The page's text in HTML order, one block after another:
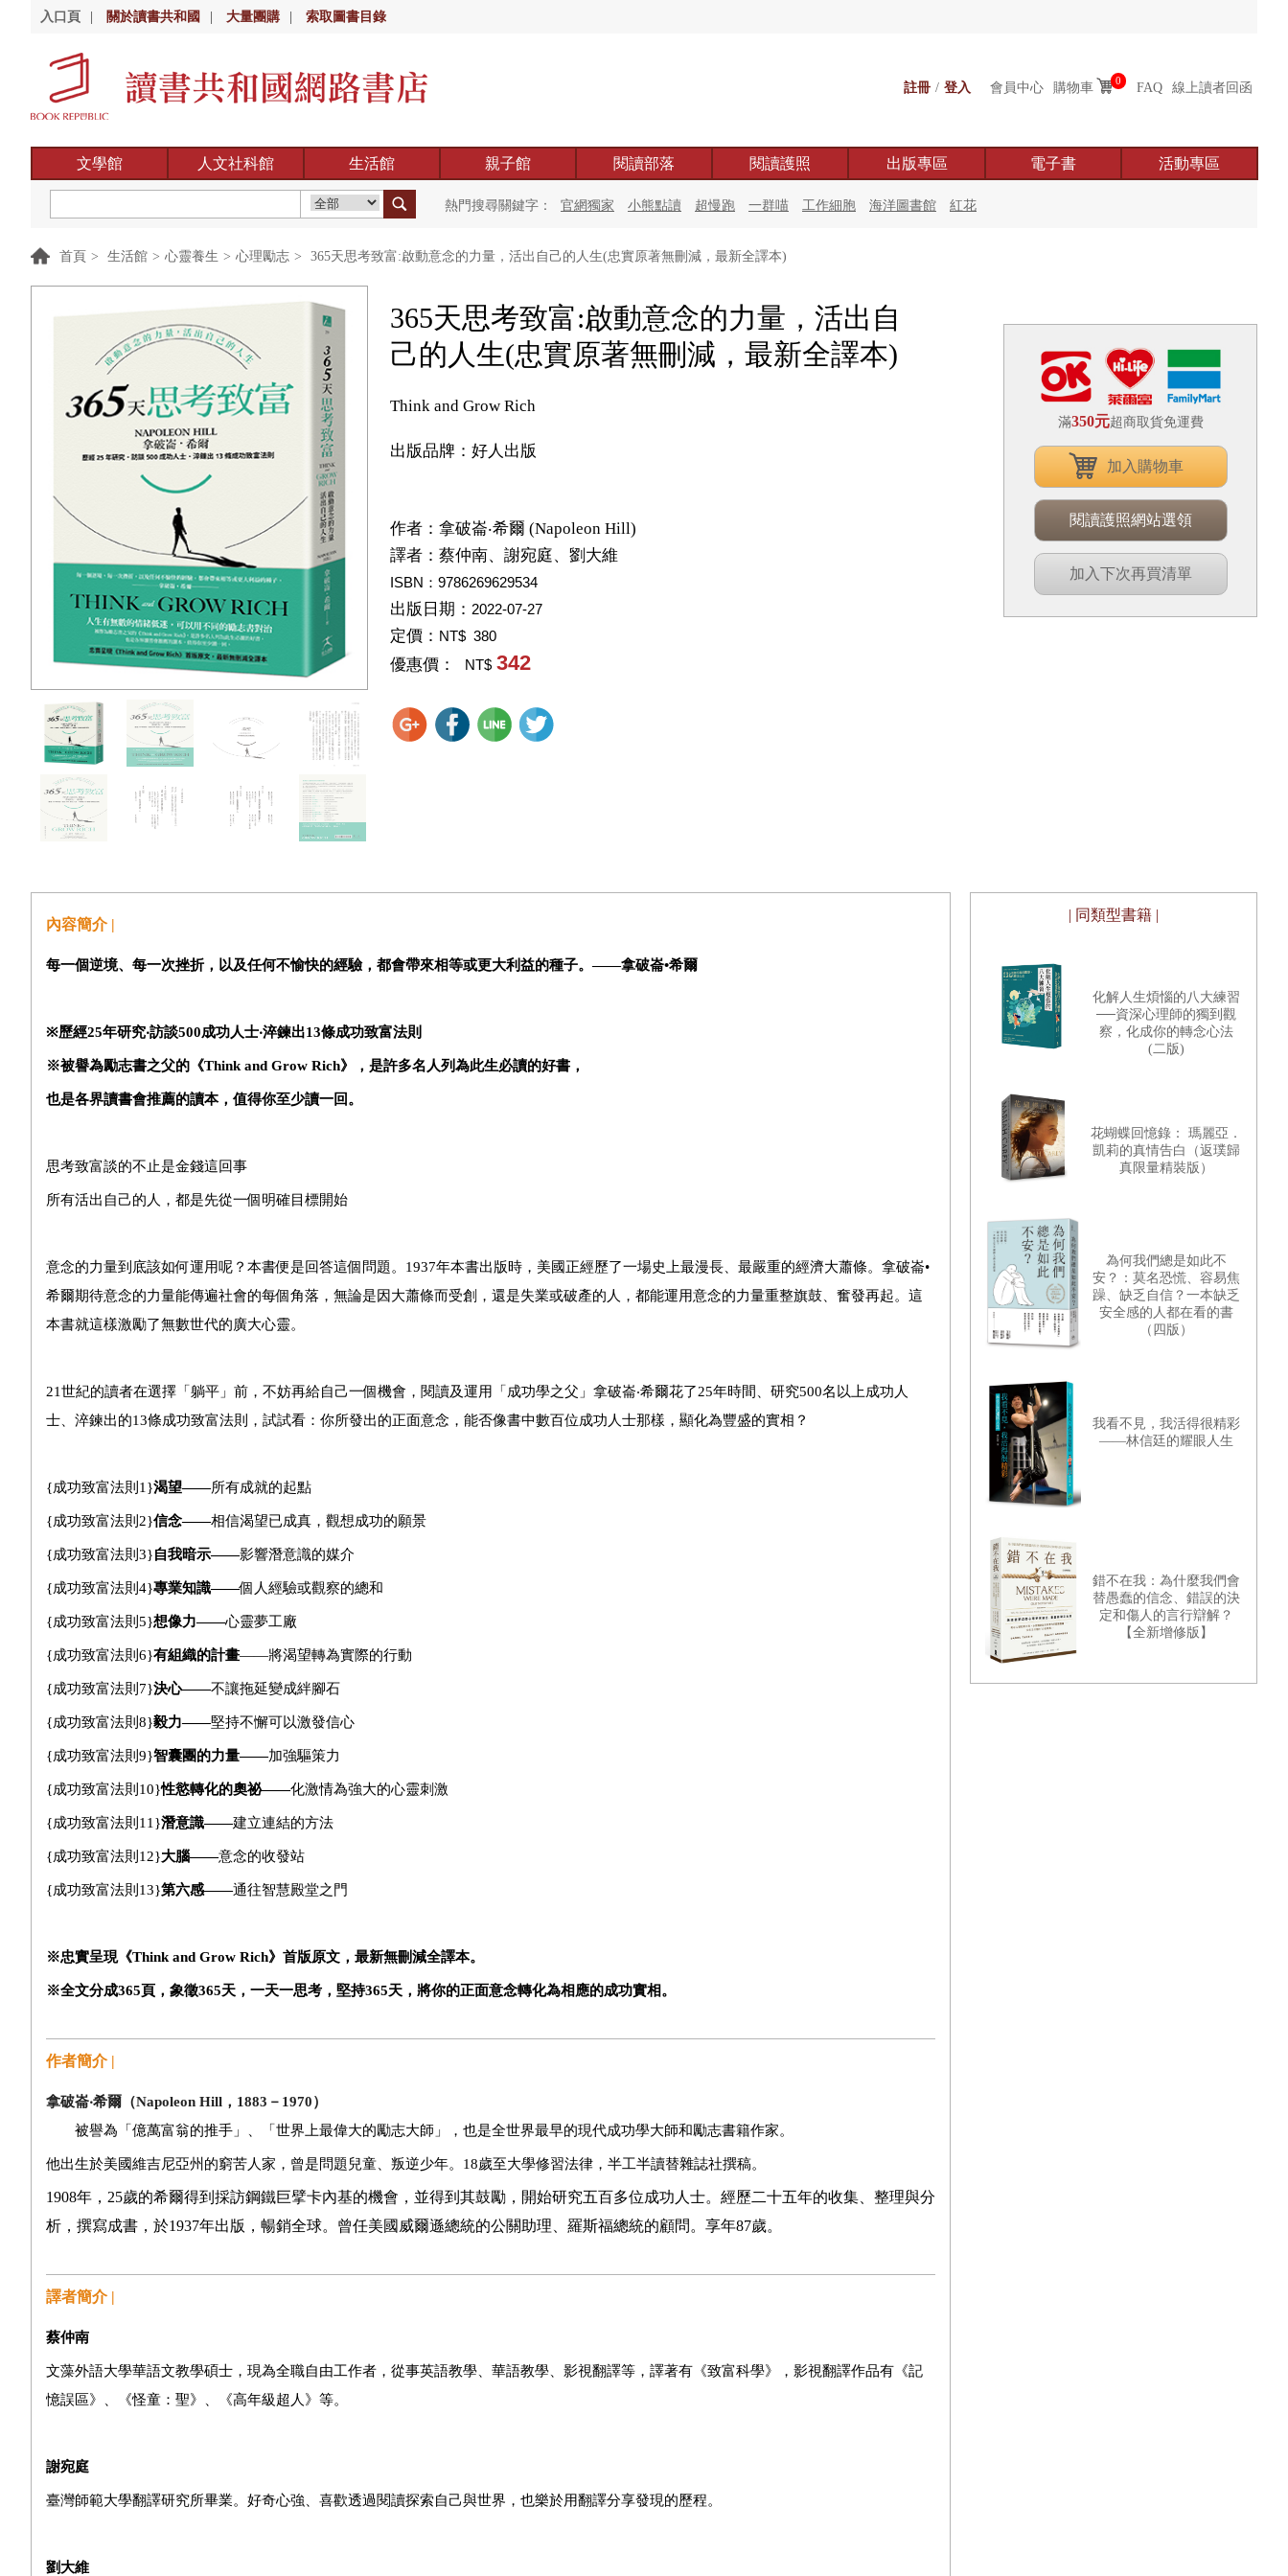
入口頁 關於讀書共和國 大量團購 索取圖書目錄
註冊 / 登入 會員中心 購物車 0 FAQ 線上讀者回函
文學館 人文社科館 生活館 親子館 閱讀部落 閱讀護照 出版專區 電子書 活動專區
熱門搜尋關鍵字： 官網獨家 小熊點讀 超慢跑 一群喵 工作細胞 海洋圖書館 紅花
首頁 > 生活館 > 心靈養生 > 心理勵志 > 365天思考致富:啟動意念的力量，活出自己的人生(忠實原著無刪減，最新全譯本)
365天思考致富:啟動意念的力量，活出自
己的人生(忠實原著無刪減，最新全譯本)
Think and Grow Rich
出版品牌：好人出版
作者： 拿破崙‧希爾 (Napoleon Hill)
譯者： 蔡仲南、謝宛庭、劉大維
ISBN：9786269629534
出版日期： 2022-07-27
定價： NT$ 380
優惠價： NT$ 342
滿350元超商取貨免運費
加入購物車
閱讀護照網站選領
加入下次再買清單
內容簡介 |
每一個逆境、每一次挫折，以及任何不愉快的經驗，都會帶來相等或更大利益的種子。――拿破崙•希爾
※歷經25年研究‧訪談500成功人士‧淬鍊出13條成功致富法則
※被譽為勵志書之父的《Think and Grow Rich》，是許多名人列為此生必讀的好書，
也是各界讀書會推薦的讀本，值得你至少讀一回。
思考致富談的不止是金錢這回事
所有活出自己的人，都是先從一個明確目標開始
意念的力量到底該如何運用呢？本書便是回答這個問題。1937年本書出版時，美國正經歷了一場史上最漫長、最嚴重的經濟大蕭條。拿破崙•
希爾期待意念的力量能傳遍社會的每個角落，無論是因大蕭條而受創，還是失業或破產的人，都能運用意念的力量重整旗鼓、奮發再起。這
本書就這樣激勵了無數世代的廣大心靈。
21世紀的讀者在選擇「躺平」前，不妨再給自己一個機會，閱讀及運用「成功學之父」拿破崙‧希爾花了25年時間、研究500名以上成功人
士、淬鍊出的13條成功致富法則，試試看：你所發出的正面意念，能否像書中數百位成功人士那樣，顯化為豐盛的實相？
{成功致富法則1}渴望——所有成就的起點
{成功致富法則2}信念——相信渴望已成真，觀想成功的願景
{成功致富法則3}自我暗示——影響潛意識的媒介
{成功致富法則4}專業知識——個人經驗或觀察的總和
{成功致富法則5}想像力——心靈夢工廠
{成功致富法則6}有組織的計畫——將渴望轉為實際的行動
{成功致富法則7}決心——不讓拖延變成絆腳石
{成功致富法則8}毅力——堅持不懈可以激發信心
{成功致富法則9}智囊團的力量——加強驅策力
{成功致富法則10}性慾轉化的奧祕——化激情為強大的心靈刺激
{成功致富法則11}潛意識——建立連結的方法
{成功致富法則12}大腦——意念的收發站
{成功致富法則13}第六感——通往智慧殿堂之門
※忠實呈現《Think and Grow Rich》首版原文，最新無刪減全譯本。
※全文分成365頁，象徵365天，一天一思考，堅持365天，將你的正面意念轉化為相應的成功實相。
作者簡介 |
拿破崙‧希爾（Napoleon Hill，1883－1970）
被譽為「億萬富翁的推手」、「世界上最偉大的勵志大師」，也是全世界最早的現代成功學大師和勵志書籍作家。
他出生於美國維吉尼亞州的窮苦人家，曾是問題兒童、叛逆少年。18歲至大學修習法律，半工半讀替雜誌社撰稿。
1908年，25歲的希爾得到採訪鋼鐵巨擘卡內基的機會，並得到其鼓勵，開始研究五百多位成功人士。經歷二十五年的收集、整理與分
析，撰寫成書，於1937年出版，暢銷全球。 曾任美國威爾遜總統的公關助理、羅斯福總統的顧問。享年87歲。
譯者簡介 |
蔡仲南
文藻外語大學華語文教學碩士，現為全職自由工作者，從事英語教學、華語教學、影視翻譯等，譯著有《致富科學》，影視翻譯作品有《記
憶誤區》、《怪童：聖》、《高年級超人》等。
謝宛庭
臺灣師範大學翻譯研究所畢業。好奇心強、喜歡透過閱讀探索自己與世界，也樂於用翻譯分享發現的歷程。
劉大維
| 同類型書籍 |
化解人生煩惱的八大練習
──資深心理師的獨到觀
察，化成你的轉念心法
(二版)
花蝴蝶回憶錄： 瑪麗亞．
凱莉的真情告白（返璞歸
真限量精裝版）
為何我們總是如此不
安？：莫名恐慌、容易焦
躁、缺乏自信？一本缺乏
安全感的人都在看的書
（四版）
我看不見，我活得很精彩
——林信廷的耀眼人生
錯不在我：為什麼我們會
替愚蠢的信念、錯誤的決
定和傷人的言行辯解？
【全新增修版】